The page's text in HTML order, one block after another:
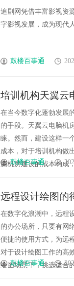
追剧网凭借丰富影视资
字影视发展，成为现代
鼓楼百事通
培训机构天翼云
在当今数字化蓬勃发展
的手段。天翼云电脑机
睐。然而，建设这样一
成本，对于培训机构做
脑机房建设的成本构成
鼓楼百事通
远程设计绘图的
在数字化浪潮中，远程
的办公场所，只要有网
便捷的使用方式，为远
对于设计绘图工作的高
绘图场景下，挑选适合
鼓楼百事通